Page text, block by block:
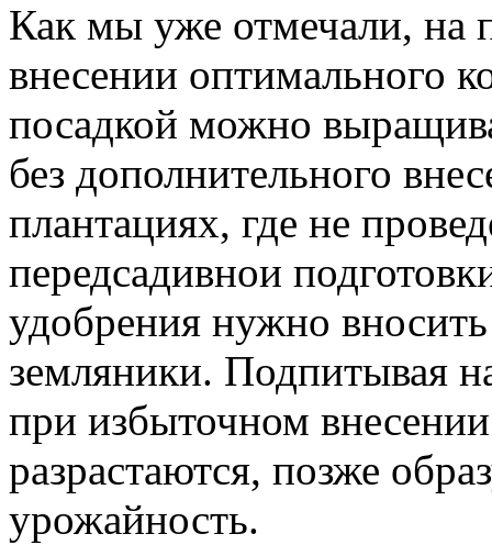
Как мы уже отмечали, на
внесении оптимального
посадкой можно
без дополнительного
плантациях, где не
передсадивнои
удобрения нужно вносить
земляники. Подпитывая
при избыточном
разрастаются, позже
урожайность.